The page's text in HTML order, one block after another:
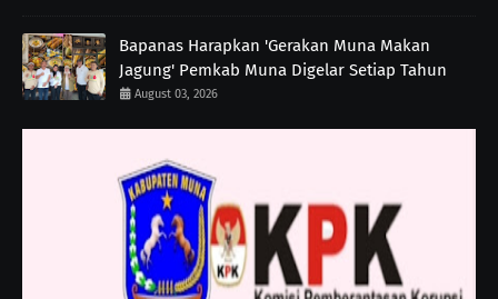
Bapanas Harapkan 'Gerakan Muna Makan
Jagung' Pemkab Muna Digelar Setiap Tahun
August 03, 2026